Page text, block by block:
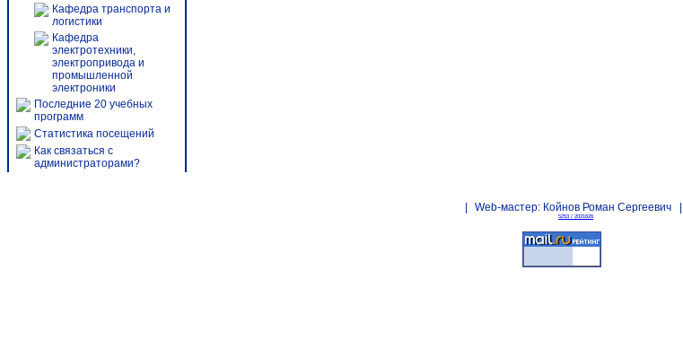
Кафедра транспорта и
логистики
Кафедра
электротехники,
электропривода и
промышленной
электроники
Последние 20 учебных
программ
Статистика посещений
Как связаться с
администраторами?
Web-мастер: Койнов Роман Сергеевич